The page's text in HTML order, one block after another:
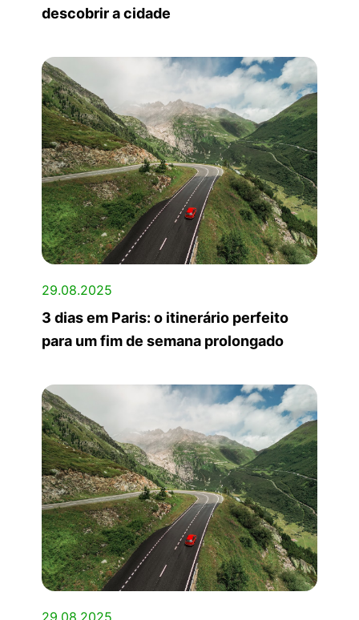
descobrir a cidade
29.08.2025
3 dias em Paris: o itinerário perfeito
para um fim de semana prolongado
29.08.2025